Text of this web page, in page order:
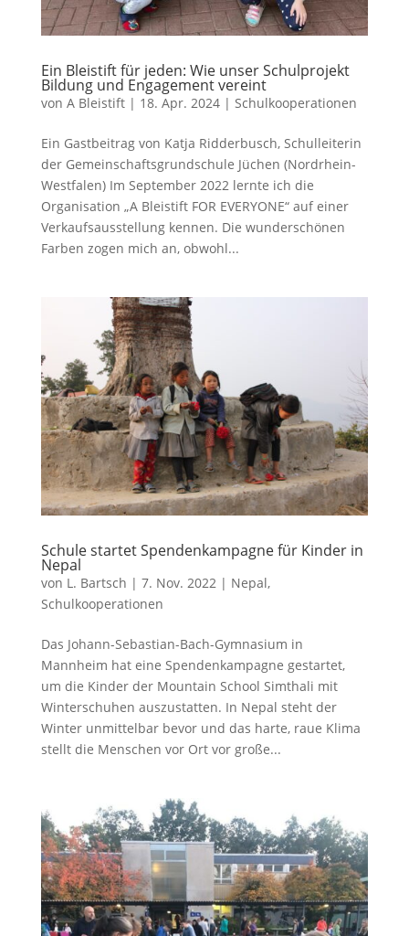
Ein Bleistift für jeden: Wie unser Schulprojekt
Bildung und Engagement vereint
von A Bleistift| 18. Apr. 2024| Schulkooperationen
Ein Gastbeitrag von Katja Ridderbusch, Schulleiterin
der Gemeinschaftsgrundschule Jüchen (Nordrhein-
Westfalen) Im September 2022 lernte ich die
Organisation „A Bleistift FOR EVERYONE“ auf einer
Verkaufsausstellung kennen. Die wunderschönen
Farben zogen mich an, obwohl...
Schule startet Spendenkampagne für Kinder in
Nepal
von L. Bartsch | 7. Nov. 2022| Nepal,
Schulkooperationen
Das Johann-Sebastian-Bach-Gymnasium in
Mannheim hat eine Spendenkampagne gestartet,
um die Kinder der Mountain School Simthali mit
Winterschuhen auszustatten. In Nepal steht der
Winter unmittelbar bevor und das harte, raue Klima
stellt die Menschen vor Ort vor große...